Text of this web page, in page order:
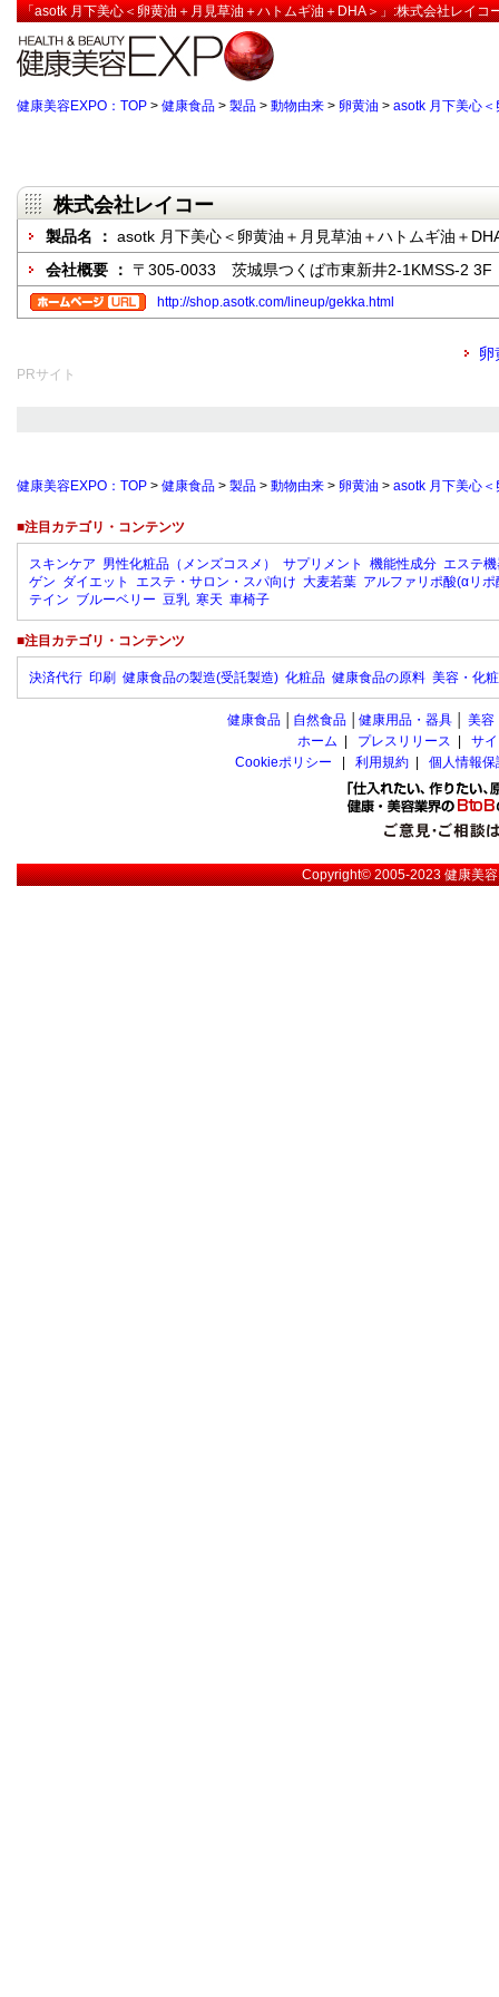
「asotk 月下美心＜卵黄油＋月見草油＋ハトムギ油＋DHA＞」:株式会社レイコ
健康美容EXPO：TOP > 健康食品 > 製品 > 動物由来 > 卵黄油 > asotk 月下美心
株式会社レイコー
製品名 ： asotk 月下美心＜卵黄油＋月見草油＋ハトムギ油＋
会社概要 ： 〒305-0033 茨城県つくば市東新井2-1KMSS-2 3F
http://shop.asotk.com/lineup/gekka.html
卵
PRサイト
健康美容EXPO：TOP > 健康食品 > 製品 > 動物由来 > 卵黄油 > asotk 月下美心
■注目カテゴリ・コンテンツ
スキンケア 男性化粧品（メンズコスメ） サプリメント 機能性成分 エステ
ゲン ダイエット エステ・サロン・スパ向け 大麦若葉 アルファリポ酸(αリポ
テイン ブルーベリー 豆乳 寒天 車椅子
■注目カテゴリ・コンテンツ
決済代行 印刷 健康食品の製造(受託製造) 化粧品 健康食品の原料 美容・化
健康食品 自然食品 健康用品・器具 美容
ホーム
プレスリリース
サ
Cookieポリシー
利用規約 個人情報
Copyright© 2005-2023健康美